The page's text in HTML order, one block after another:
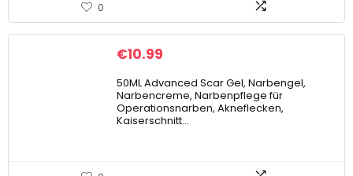
0
€10.99
50ML Advanced Scar Gel, Narbengel,
Narbencreme, Narbenpflege für
Operationsnarben, Akneflecken,
Kaiserschnitt…